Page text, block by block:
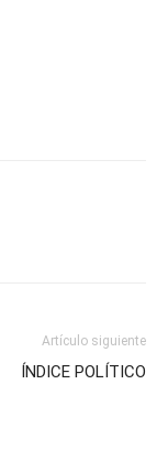
Artículo siguiente
ÍNDICE POLÍTICO